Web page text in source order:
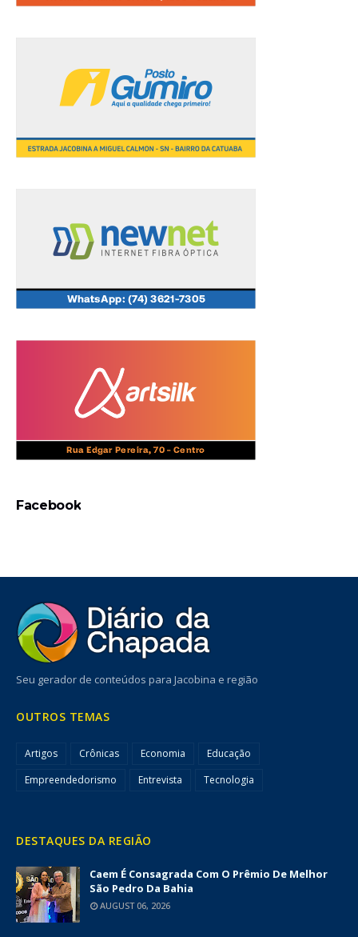
Facebook
Seu gerador de conteúdos para Jacobina e região
OUTROS TEMAS
Artigos Crônicas Economia
Educação
Empreendedorismo
Entrevista Tecnologia
DESTAQUES DA REGIÃO
Caem É Consagrada Com O Prêmio De Melhor
São Pedro Da Bahia
AUGUST 06, 2026